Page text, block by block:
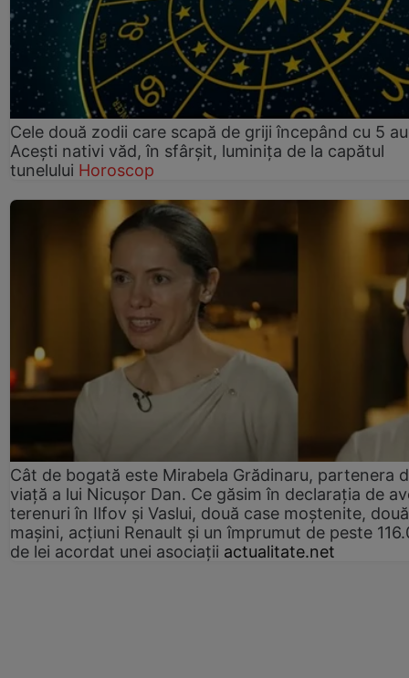
Cele două zodii care scapă de griji începând cu 5
Acești nativi văd, în sfârșit, luminița de la capătul
tunelului Horoscop
Cât de bogată este Mirabela Grădinaru, partenera
viață a lui Nicușor Dan. Ce găsim în declarația de
terenuri în Ilfov și Vaslui, două case moștenite, două
mașini, acțiuni Renault și un împrumut de peste
de lei acordat unei asociații actualitate.net